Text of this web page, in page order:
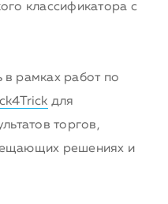
классификатора с
рамках работ по
для
торгов,
решениях и